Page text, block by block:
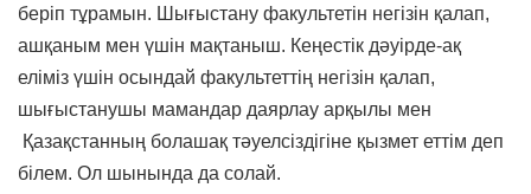
беріп тұрамын. Шығыстану факультетін негізін қалап,
ашқаным мен үшін мақтаныш. Кеңестік дәуірде-ақ
еліміз үшін осындай факультеттің негізін қалап,
шығыстанушы мамандар даярлау арқылы мен
Қазақстанның болашақ тәуелсіздігіне қызмет еттім деп
білем. Ол шынында да солай.